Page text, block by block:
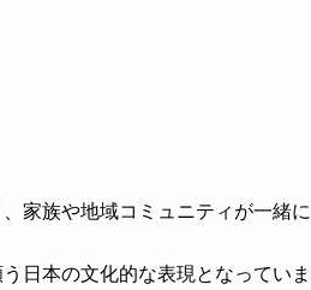
家族や地域コミュニティが一緒に
日本の文化的な表現となっていま